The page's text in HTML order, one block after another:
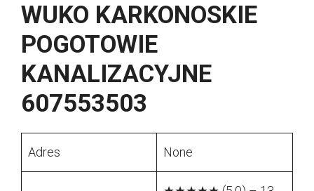
WUKO KARKONOSKIE
POGOTOWIE
KANALIZACYJNE
607553503
Adres None